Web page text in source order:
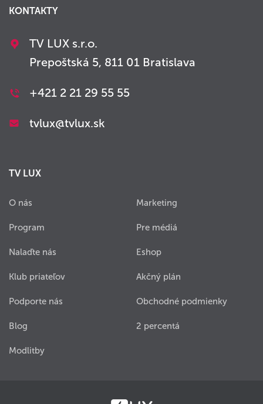
KONTAKTY
TV LUX s.r.o.
Prepoštská 5, 811 01 Bratislava
+421 2 21 29 55 55
tvlux@tvlux.sk
TV LUX
O nás
Program
Nalaďte nás
Klub priateľov
Podporte nás
Blog
Modlitby
Marketing
Pre médiá
Eshop
Akčný plán
Obchodné podmienky
2 percentá